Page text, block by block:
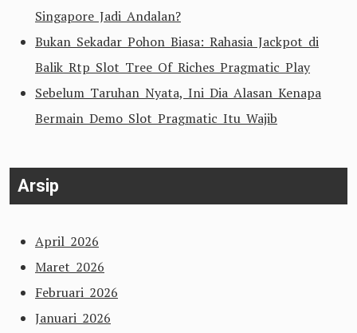
Singapore Jadi Andalan?
Bukan Sekadar Pohon Biasa: Rahasia Jackpot di
Balik Rtp Slot Tree Of Riches Pragmatic Play
Sebelum Taruhan Nyata, Ini Dia Alasan Kenapa
Bermain Demo Slot Pragmatic Itu Wajib
Arsip
April 2026
Maret 2026
Februari 2026
Januari 2026